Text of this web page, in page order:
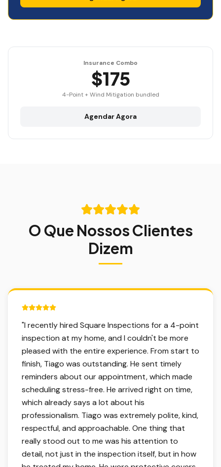
Insurance Combo
$175
4-Point + Wind Mitigation bundled
Agendar Agora
O Que Nossos Clientes
Dizem
5 out of 5 stars.
"I recently hired Square Inspections for a 4-point
inspection at my home, and I couldn't be more
pleased with the entire experience. From start to
finish, Tiago was outstanding. He sent timely
reminders about our appointment, which made
scheduling stress-free. He arrived right on time,
which already says a lot about his
professionalism. Tiago was extremely polite, kind,
respectful, and approachable. One thing that
really stood out to me was his attention to
detail, not just in the inspection itself, but in how